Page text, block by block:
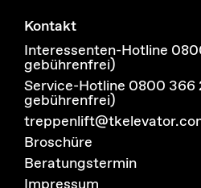
Kontakt
Interessenten-Hotline
gebührenfrei)
Service-Hotline 0800 366
gebührenfrei)
Broschüre
Beratungstermin